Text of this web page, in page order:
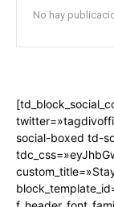
No hay
social-boxed td-